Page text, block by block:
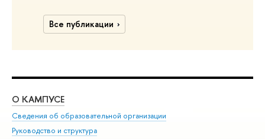
Все публикации
О КАМПУСЕ
Сведения об образовательной организации
Руководство и структура